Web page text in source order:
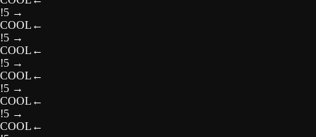
!5 →
COOL ←
!5 →
COOL ←
!5 →
COOL ←
!5 →
COOL ←
!5 →
COOL ←